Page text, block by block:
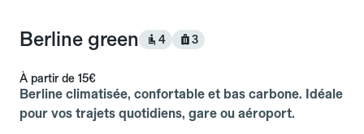
Berline green 4 3
À partir de 15€
Berline climatisée, confortable et bas carbone. Idéale
pour vos trajets quotidiens, gare ou aéroport.